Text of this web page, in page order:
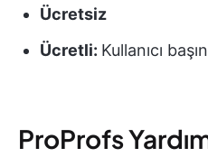
Ücretsiz
Ücretli: Kullanıcı
ProProfs